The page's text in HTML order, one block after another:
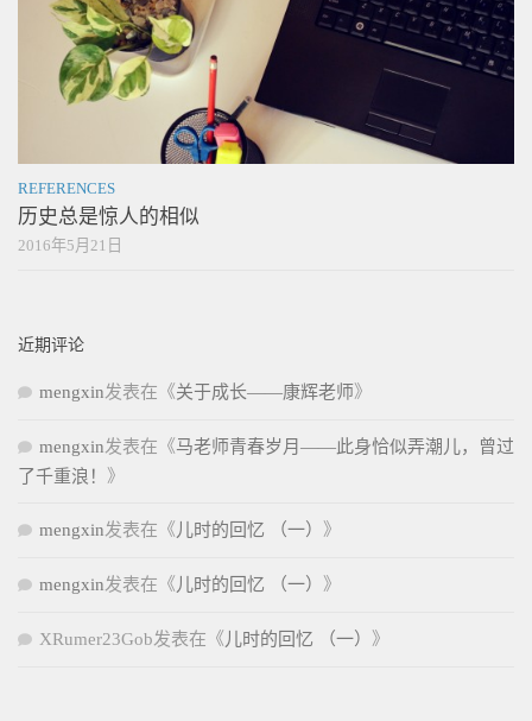
REFERENCES
历史总是惊人的相似
2016年5月21日
近期评论
mengxin发表在《关于成长——康辉老师》
mengxin发表在《马老师青春岁月——此身恰似弄潮儿，曾过
了千重浪！ 》
mengxin发表在《儿时的回忆 （一） 》
mengxin发表在《儿时的回忆 （一） 》
XRumer23Gob发表在《儿时的回忆 （一） 》